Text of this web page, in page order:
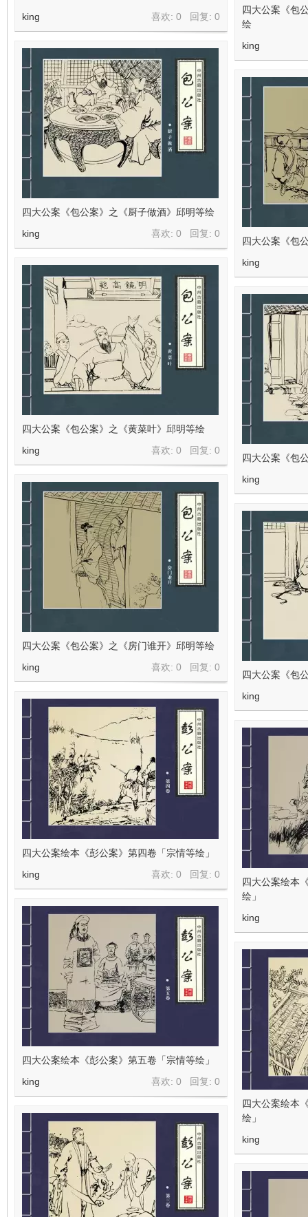
喜欢: 0 回复: 0
king
四大公案《包
绘
king
四大公案《包公案》之《厨子做酒》邱明等绘
喜欢: 0 回复: 0
king
四大公案《包
king
四大公案《包公案》之《黄菜叶》邱明等绘
喜欢: 0 回复: 0
king
四大公案《包
king
四大公案《包公案》之《房门谁开》邱明等绘
喜欢: 0 回复: 0
king
四大公案《包
king
四大公案绘本《彭公案》第四卷「宗情等绘」
喜欢: 0 回复: 0
king
四大公案绘本
绘」
king
四大公案绘本《彭公案》第五卷「宗情等绘」
喜欢: 0 回复: 0
king
四大公案绘本
绘」
king